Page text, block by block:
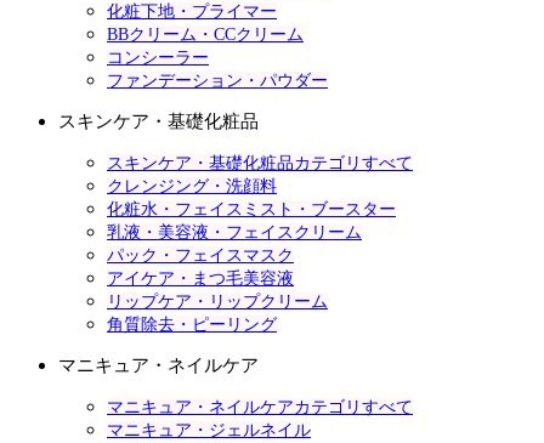
化粧下地・プライマー
BBクリーム・CCクリーム
コンシーラー
ファンデーション・パウダー
スキンケア・基礎化粧品
スキンケア・基礎化粧品カテゴリすべて
クレンジング・洗顔料
化粧水・フェイスミスト・ブースター
乳液・美容液・フェイスクリーム
パック・フェイスマスク
アイケア・まつ毛美容液
リップケア・リップクリーム
角質除去・ピーリング
マニキュア・ネイルケア
マニキュア・ネイルケアカテゴリすべて
マニキュア・ジェルネイル